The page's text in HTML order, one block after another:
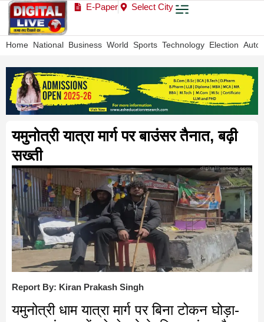
E-Paper Select City
Home National Business World Sports Technology Election Auto
यमुनोत्री यात्रा मार्ग पर बाउंसर तैनात, बढ़ी
सख्ती
Report By: Kiran Prakash Singh
यमुनोत्री धाम यात्रा मार्ग पर बिना टोकन घोड़ा-